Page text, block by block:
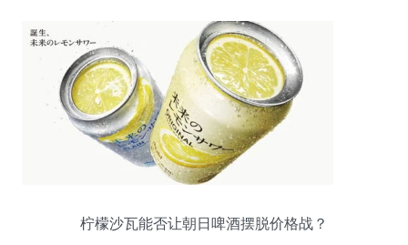
柠檬沙瓦能否让朝日啤酒摆脱价格战？